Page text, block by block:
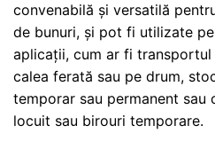
convenabilă și versatilă
de bunuri, și pot fi utilizate
aplicații, cum ar fi
calea ferată sau pe drum,
temporar sau permanent sau
locuit sau birouri temporare.